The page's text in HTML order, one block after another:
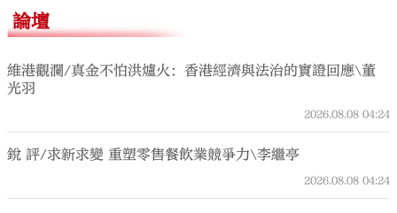
論壇
維港觀瀾/真金不怕洪爐火：香港經濟與法治的實證回應\董
光羽
2026.08.08 04:24
銳 評/求新求變 重塑零售餐飲業競爭力\李繼亭
2026.08.08 04:24